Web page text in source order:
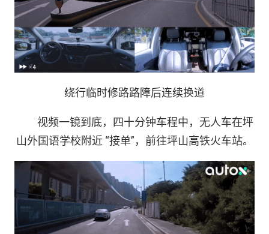
绕行临时修路路障后连续换道
视频一镜到底，四十分钟车程中，无人车在坪
山外国语学校附近 “接单”，前往坪山高铁火车站。